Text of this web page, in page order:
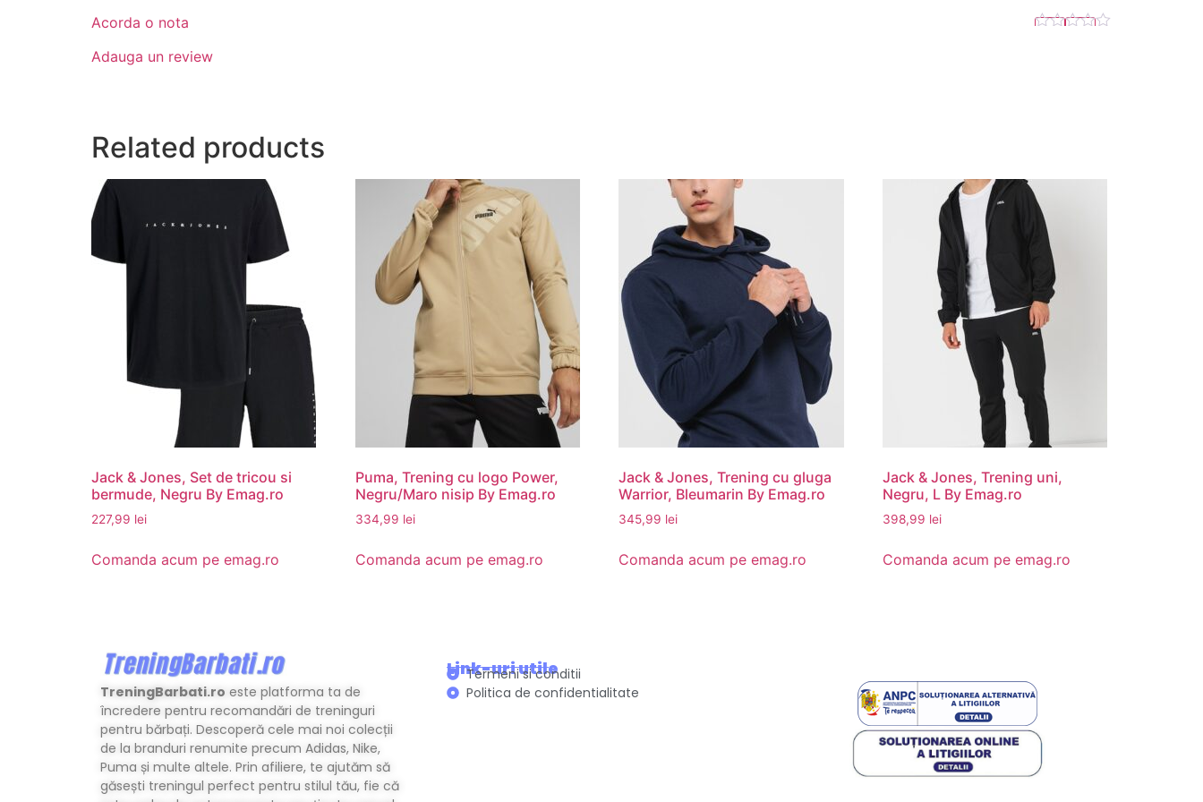
Acorda o nota
Adauga un review
Related products
Jack & Jones, Set de tricou si
bermude, Negru By Emag.ro
227,99 lei
Comanda acum pe emag.ro
Puma, Trening cu logo Power,
Negru/Maro nisip By Emag.ro
334,99 lei
Comanda acum pe emag.ro
Jack & Jones, Trening cu gluga
Warrior, Bleumarin By Emag.ro
345,99 lei
Comanda acum pe emag.ro
Jack & Jones, Trening uni,
Negru, L By Emag.ro
398,99 lei
Comanda acum pe emag.ro
TreningBarbati.ro este platforma ta de
încredere pentru recomandări de treninguri
pentru bărbați. Descoperă cele mai noi colecții
de la branduri renumite precum Adidas, Nike,
Puma și multe altele. Prin afiliere, te ajutăm să
găsești treningul perfect pentru stilul tău, fie că
Link-uri utile
Termeni si conditii
Politica de confidentialitate